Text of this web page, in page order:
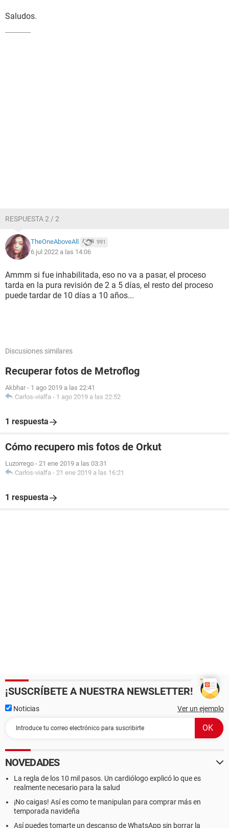
Saludos.
RESPUESTA 2 / 2
TheOneAboveAll 991
6 jul 2022 a las 14:06
Ammm si fue inhabilitada, eso no va a pasar, el proceso
tarda en la pura revisión de 2 a 5 días, el resto del proceso
puede tardar de 10 días a 10 años...
Discusiones similares
Recuperar fotos de Metroflog
Akbhar - 1 ago 2019 a las 22:41
Carlos-vialfa - 1 ago 2019 a las 22:52
1 respuesta
Cómo recupero mis fotos de Orkut
Luzorrego - 21 ene 2019 a las 03:31
Carlos-vialfa - 21 ene 2019 a las 16:21
1 respuesta
¡SUSCRÍBETE A NUESTRA NEWSLETTER!
Noticias Ver un ejemplo
NOVEDADES
La regla de los 10 mil pasos. Un cardiólogo explicó lo que es
realmente necesario para la salud
¡No caigas! Así es como te manipulan para comprar más en
temporada navideña
Así puedes tomarte un descanso de WhatsApp sin borrar la